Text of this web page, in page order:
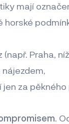
mají
horské
Praha,
jen za
.